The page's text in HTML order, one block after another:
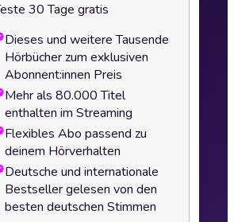
30 Tage gratis
Dieses und weitere Tausende
Hörbücher zum exklusiven
Abonnent:innen Preis
Mehr als 80.000 Titel
enthalten im Streaming
Flexibles Abo passend zu
deinem Hörverhalten
Deutsche und internationale
Bestseller gelesen von den
besten deutschen Stimmen